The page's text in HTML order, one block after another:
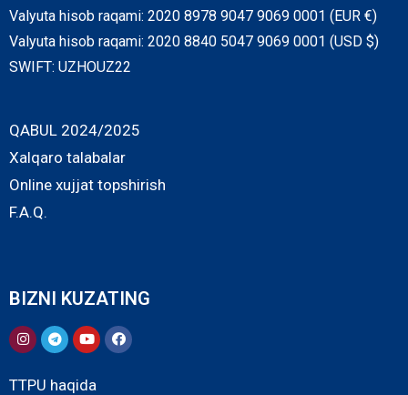
Valyuta hisob raqami: 2020 8978 9047 9069 0001 (EUR €)
Valyuta hisob raqami: 2020 8840 5047 9069 0001 (USD $)
SWIFT: UZHOUZ22
QABUL 2024/2025
Xalqaro talabalar
Online xujjat topshirish
F.A.Q.
BIZNI KUZATING
TTPU haqida